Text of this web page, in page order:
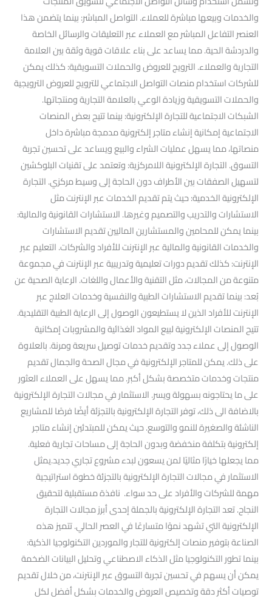
والخدمات وبيعها مباشرة للعملاء. التواصل المباشر: بينما يتضمن هذا
العنصر التفاعل المباشر مع العملاء عبر التعليقات والرسائل الخاصة
والدردشة الحية. مما يساعد على بناء علاقات قوية وثقة بين العلامة
التجارية والعملاء. الترويج للعروض والحملات التسويقية: كذلك يمكن
للشركات استخدام منصات التواصل الاجتماعي للترويج للعروض الترويجية
والحملات التسويقية وزيادة الوعي بالعلامة التجارية ومنتجاتها.
الشبكات الاجتماعية للتجارة الإلكترونية: بينما تتيح بعض المنصات
الاجتماعية إمكانية إنشاء متاجر إلكترونية مدمجة مباشرة داخل
منصاتها، مما يسهل عمليات الشراء والبيع ويساعد على تحسين تجربة
التسوق. التجارة الإلكترونية اللامركزية: وتعتمد على تقنيات البلوكشين
لتسهيل الصفقات بين الأطراف دون الحاجة إلى وسيط مركزي. التجارة
الإلكترونية الخدمية: حيث يتم تقديم الخدمات عبر الإنترنت مثل
الاستشارات والتدريب والتصميم وغيرها. الاستشارات القانونية والمالية:
بينما يمكن للمحامين والمستشارين الماليين تقديم الاستشارات
والخدمات القانونية والمالية عبر الإنترنت للأفراد والشركات. التعليم عبر
الإنترنت: كذلك تقديم دورات تعليمية وتدريبية عبر الإنترنت في مجموعة
متنوعة من المجالات، مثل التقنية والأعمال واللغات. الرعاية الصحية عن
بُعد: بينما تقديم الاستشارات الطبية والنفسية وخدمات العلاج عبر
الإنترنت للأفراد الذين لا يستطيعون الوصول إلى الرعاية الطبية التقليدية.
تتيح المنصات الإلكترونية لبيع المواد الغذائية والمشروبات إمكانية
الوصول إلى عملاء جدد وتقديم خدمات توصيل سريعة ومرنة. بالعلاوة
على ذلك. يمكن للمتاجر الإلكترونية في مجال الصحة والجمال تقديم
منتجات وخدمات متخصصة بشكل أكبر. مما يسهل على العملاء العثور
على ما يحتاجونه بسهولة ويسر. الاستثمار في مجالات التجارة الإلكترونية
بالاضافة الى ذلك، توفر التجارة الإلكترونية بالتجزئة أيضًا فرصًا للمشاريع
الناشئة والصغيرة للنمو والتوسع. حيث يمكن للمبتدئين إنشاء متاجر
إلكترونية بتكلفة منخفضة وبدون الحاجة إلى مساحات تجارية فعلية.
مما يجعلها خيارًا مثاليًا لمن يسعون لبدء مشروع تجاري جديد.يمثل
الاستثمار في مجالات التجارة الإلكترونية بالتجزئة خطوة استراتيجية
مهمة للشركات والأفراد على حد سواء. نافذة مستقبلية لتحقيق
النجاح. تعد التجارة الإلكترونية بالجملة إحدى أبرز مجالات التجارة
الإلكترونية التي تشهد نموًا متسارعًا في العصر الحالي. تتميز هذه
الصناعة بتوفير منصات إلكترونية للتجار والموردين التكنولوجيا الذكية:
بينما تطور التكنولوجيا مثل الذكاء الاصطناعي وتحليل البيانات الضخمة
يمكن أن يسهم في تحسين تجربة التسوق عبر الإنترنت، من خلال تقديم
توصيات أكثر دقة وتخصيص العروض والخدمات بشكل أفضل لكل